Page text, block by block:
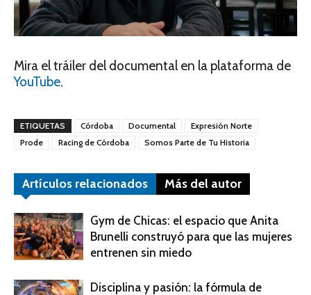
Mira el tráiler del documental en la plataforma de
YouTube.
ETIQUETAS Córdoba Documental
Expresión Norte
Prode
Racing de Córdoba Somos Parte de Tu Historia
Artículos relacionados Más del autor
Gym de Chicas: el espacio que Anita
Brunelli construyó para que las mujeres
entrenen sin miedo
Disciplina y pasión: la fórmula de